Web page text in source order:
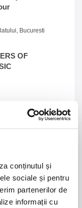
conținutul și
sociale și pentru
partenerilor de
informații cu
Bucuresti
OF
Tour
promovează
precum
cinematice,
symphonic